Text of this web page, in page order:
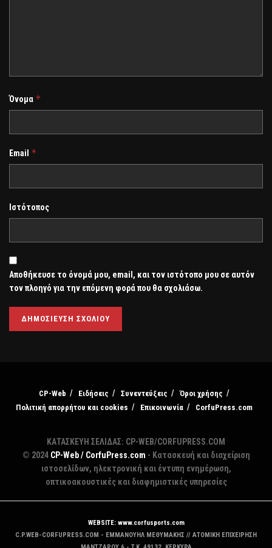
Όνομα *
Email *
Ιστότοπος
Αποθήκευσε το όνομά μου, email, και τον ιστότοπο μου σε αυτόν
τον πλοηγό για την επόμενη φορά που θα σχολιάσω.
CP-Web Ειδήσεις Συνεντεύξεις
Όροι χρήσης
Πολιτική απορρήτου και cookies
Επικοινωνία CorfuPress.com
ΚΑΤΑΣΚΕΥΗ ΣΕΛΙΔΑΣ: CP-WEB/CORFUPRESS.COM
© 2024 CP-Web / CorfuPress.com - Κατασκευή και διαχείριση
ιστοσελίδων, ηλεκτρονική και έντυπη ενημέρωση,
οπτικοακουστικές και διαφημιστικές υπηρεσίες
WEBSITE: www.corfusports.com
C.P.WEB-CORFUPRESS.COM - ΕΜΜΑΝΟΥΗΛ ΜΕΘΥΜΑΚΗΣ // ΑΤΟΜΙΚΗ ΕΠΙΧΕΙΡΗΣΗ